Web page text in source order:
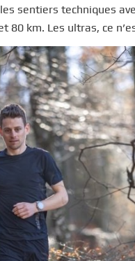
sentiers techniques
80 km. Les ultras, ce